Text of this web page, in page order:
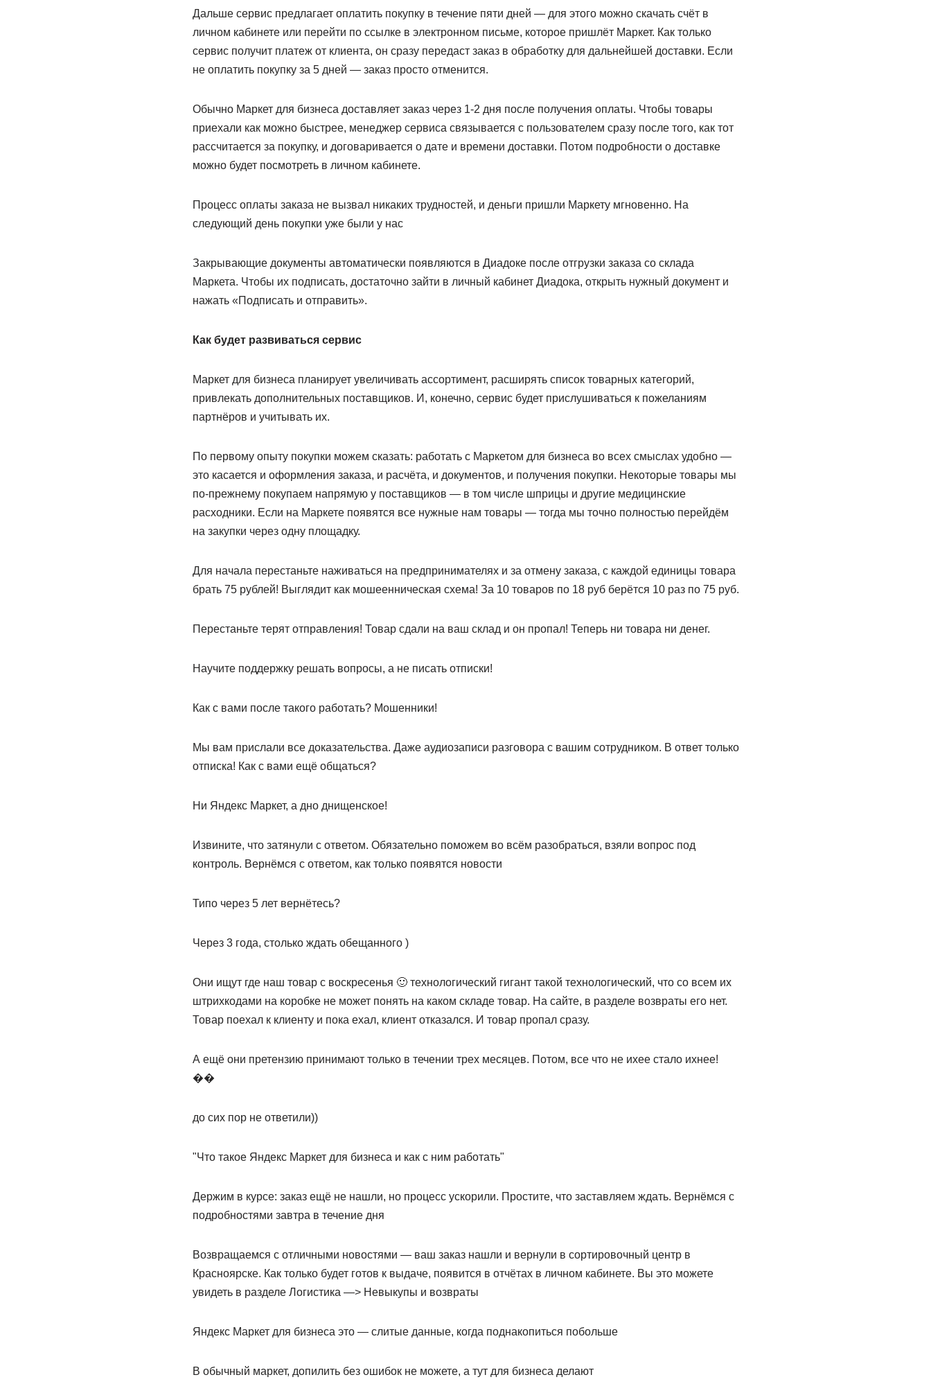
Дальше сервис предлагает оплатить покупку в течение пяти дней — для этого можно скачать счёт в
личном кабинете или перейти по ссылке в электронном письме, которое пришлёт Маркет. Как только
сервис получит платеж от клиента, он сразу передаст заказ в обработку для дальнейшей доставки. Если
не оплатить покупку за 5 дней — заказ просто отменится.
Обычно Маркет для бизнеса доставляет заказ через 1-2 дня после получения оплаты. Чтобы товары
приехали как можно быстрее, менеджер сервиса связывается с пользователем сразу после того, как тот
рассчитается за покупку, и договаривается о дате и времени доставки. Потом подробности о доставке
можно будет посмотреть в личном кабинете.
Процесс оплаты заказа не вызвал никаких трудностей, и деньги пришли Маркету мгновенно. На
следующий день покупки уже были у нас
Закрывающие документы автоматически появляются в Диадоке после отгрузки заказа со склада
Маркета. Чтобы их подписать, достаточно зайти в личный кабинет Диадока, открыть нужный документ и
нажать «Подписать и отправить».
Как будет развиваться сервис
Маркет для бизнеса планирует увеличивать ассортимент, расширять список товарных категорий,
привлекать дополнительных поставщиков. И, конечно, сервис будет прислушиваться к пожеланиям
партнёров и учитывать их.
По первому опыту покупки можем сказать: работать с Маркетом для бизнеса во всех смыслах удобно —
это касается и оформления заказа, и расчёта, и документов, и получения покупки. Некоторые товары мы
по-прежнему покупаем напрямую у поставщиков — в том числе шприцы и другие медицинские
расходники. Если на Маркете появятся все нужные нам товары — тогда мы точно полностью перейдём
на закупки через одну площадку.
Для начала перестаньте наживаться на предпринимателях и за отмену заказа, с каждой единицы товара
брать 75 рублей! Выглядит как мошеенническая схема! За 10 товаров по 18 руб берётся 10 раз по 75 руб.
Перестаньте терят отправления! Товар сдали на ваш склад и он пропал! Теперь ни товара ни денег.
Научите поддержку решать вопросы, а не писать отписки!
Как с вами после такого работать? Мошенники!
Мы вам прислали все доказательства. Даже аудиозаписи разговора с вашим сотрудником. В ответ только
отписка! Как с вами ещё общаться?
Ни Яндекс Маркет, а дно днищенское!
Извините, что затянули с ответом. Обязательно поможем во всём разобраться, взяли вопрос под
контроль. Вернёмся с ответом, как только появятся новости
Типо через 5 лет вернётесь?
Через 3 года, столько ждать обещанного )
Они ищут где наш товар с воскресенья 🙂 технологический гигант такой технологический, что со всем их
штрихкодами на коробке не может понять на каком складе товар. На сайте, в разделе возвраты его нет.
Товар поехал к клиенту и пока ехал, клиент отказался. И товар пропал сразу.
А ещё они претензию принимают только в течении трех месяцев. Потом, все что не ихее стало ихнее!
��
до сих пор не ответили))
"Что такое Яндекс Маркет для бизнеса и как с ним работать"
Держим в курсе: заказ ещё не нашли, но процесс ускорили. Простите, что заставляем ждать. Вернёмся с
подробностями завтра в течение дня
Возвращаемся с отличными новостями — ваш заказ нашли и вернули в сортировочный центр в
Красноярске. Как только будет готов к выдаче, появится в отчётах в личном кабинете. Вы это можете
увидеть в разделе Логистика —> Невыкупы и возвраты
Яндекс Маркет для бизнеса это — слитые данные, когда поднакопиться побольше
В обычный маркет, допилить без ошибок не можете, а тут для бизнеса делают